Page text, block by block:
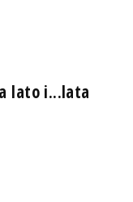
lato i...lata